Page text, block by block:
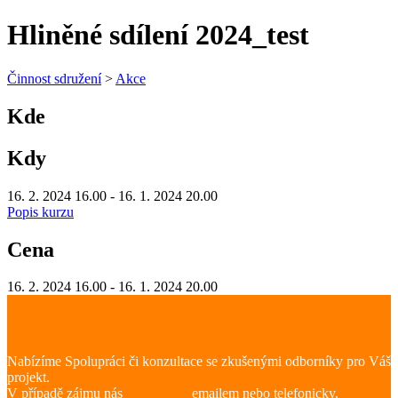
Hliněné sdílení 2024_test
Činnost sdružení> Akce
Kde
Kdy
16. 2. 2024 16.00 - 16. 1. 2024 20.00
Popis kurzu
Cena
16. 2. 2024 16.00 - 16. 1. 2024 20.00
Nabízíme Spolupráci či konzultace se zkušenými odborníky pro Váš
projekt.
V případě zájmu nás
emailem nebo telefonicky.